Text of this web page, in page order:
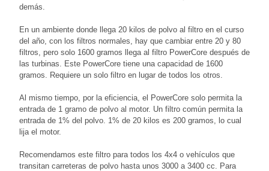
demás.
En un ambiente donde llega 20 kilos de polvo al filtro en el curso
del año, con los filtros normales, hay que cambiar entre 20 y 80
filtros, pero solo 1600 gramos llega al filtro PowerCore después de
las turbinas. Este PowerCore tiene una capacidad de 1600
gramos. Requiere un solo filtro en lugar de todos los otros.
Al mismo tiempo, por la eficiencia, el PowerCore solo permita la
entrada de 1 gramo de polvo al motor. Un filtro común permita la
entrada de 1% del polvo. 1% de 20 kilos es 200 gramos, lo cual
lija el motor.
Recomendamos este filtro para todos los 4x4 o vehículos que
transitan carreteras de polvo hasta unos 3000 a 3400 cc. Para